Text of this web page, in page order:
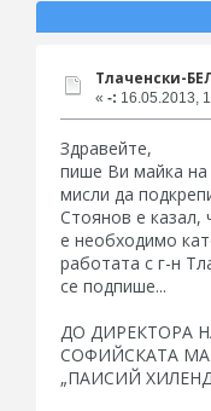
Тлаченски-
« -: 16.05.2013,
Здравейте,
пише Ви майка на
мисли да
Стоянов е казал,
е необходимо
работата с г-н
се подпише...
ДО ДИРЕКТОРА
СОФИЙСКАТА
„ПАИСИЙ